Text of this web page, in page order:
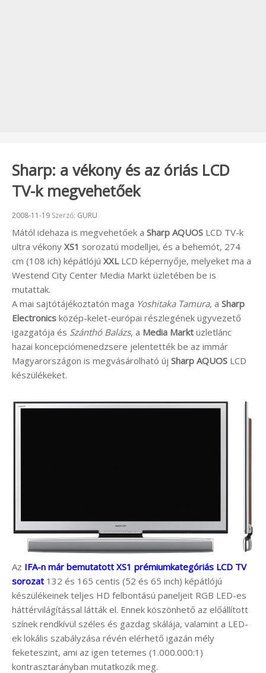
Sharp: a vékony és az óriás LCD
TV-k megvehetőek
Beküldve:
2008-11-19 Szerző: GURU
Mától idehaza is megvehetőek a Sharp AQUOS LCD TV-k
ultra vékony XS1 sorozatú modelljei, és a behemót, 274
cm (108 ich) képátlójú XXLLCD képernyője, melyeket ma a
Westend City Center Media Markt üzletében be is
mutattak.
A mai sajtótájékoztatón maga Yoshitaka Tamura, a Sharp
Electronics közép-kelet-európai részlegének ügyvezető
igazgatója és Szánthó Balázs, a Media Markt üzletlánc
hazai koncepciómenedzsere jelentették be az immár
Magyarországon is megvásárolható új Sharp AQUOS LCD
készülékeket.
Az IFA-n már bemutatott XS1 prémiumkategóriás LCD TV
sorozat 132 és 165 centis (52 és 65 inch) képátlójú
készülékeinek teljes HD felbontású paneljeit RGB LED-es
háttérvilágítással látták el. Ennek köszönhető az előállított
színek rendkívül széles és gazdag skálája, valamint a LED-
ek lokális szabályzása révén elérhető igazán mély
feketeszint, ami az igen tetemes (1.000.000:1)
kontrasztarányban mutatkozik meg.